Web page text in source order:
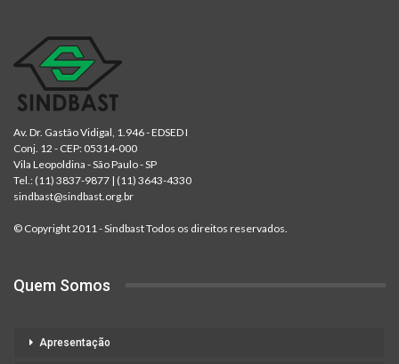
Av. Dr. Gastão Vidigal, 1.946 - EDSED I
Conj. 12 - CEP: 05314-000
Vila Leopoldina - São Paulo - SP
Tel.: (11) 3837-9877 | (11) 3643-4330
sindbast@sindbast.org.br
© Copyright 2011 - Sindbast Todos os direitos reservados.
Quem Somos
Apresentação